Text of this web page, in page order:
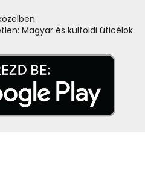
Magyar és külföldi úticélok